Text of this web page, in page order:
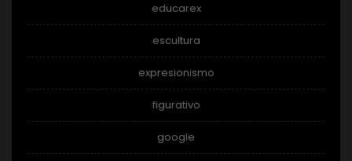
educarex
escultura
expresionismo
figurativo
google